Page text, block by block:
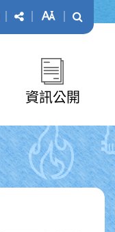
分享 字級
資訊公開